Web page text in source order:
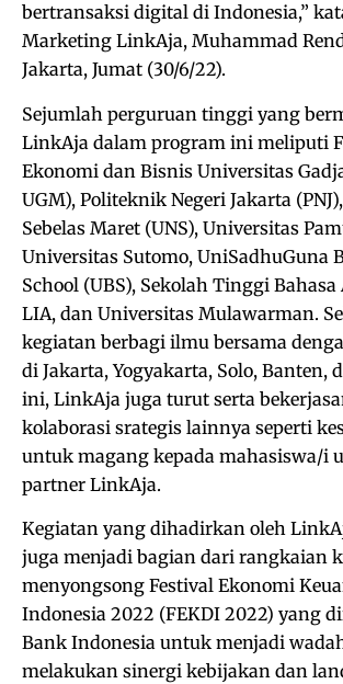
bertransaksi digital di Indonesia,”
Marketing LinkAja, Muhammad
Jakarta, Jumat (30/6/22).
Sejumlah perguruan tinggi yang
LinkAja dalam program ini meliputi
Ekonomi dan Bisnis Universitas
UGM), Politeknik Negeri Jakarta
Sebelas Maret (UNS), Universitas
Universitas Sutomo, UniSadhuGuna
School (UBS), Sekolah Tinggi Bahasa
LIA, dan Universitas Mulawarman.
kegiatan berbagi ilmu bersama
di Jakarta, Yogyakarta, Solo, Banten,
ini, LinkAja juga turut serta
kolaborasi srategis lainnya seperti
untuk magang kepada mahasiswa/i
partner LinkAja.
Kegiatan yang dihadirkan oleh
juga menjadi bagian dari rangkaian
menyongsong Festival Ekonomi
Indonesia 2022 (FEKDI 2022) yang
Bank Indonesia untuk menjadi
melakukan sinergi kebijakan dan